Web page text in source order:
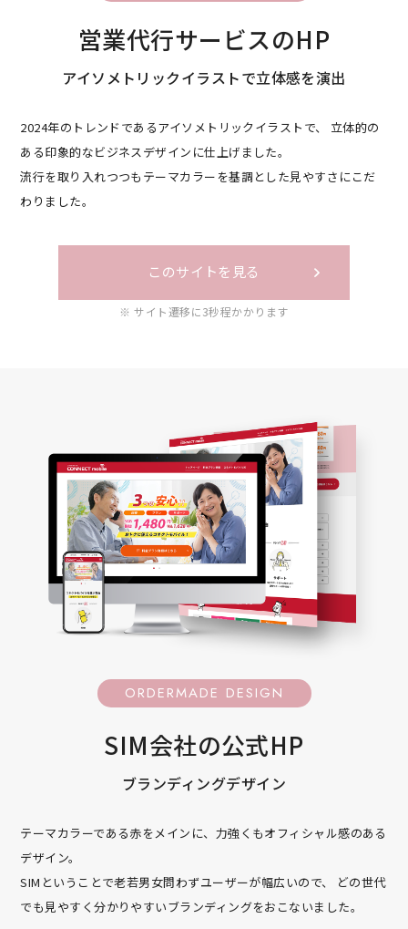
営業代行サービスのHP
アイソメトリックイラストで立体感を演出
2024年のトレンドであるアイソメトリックイラストで、
立体的の
ある印象的なビジネスデザインに仕上げました。
流行を取り入れつつもテーマカラーを基調とした見やすさにこだ
わりました。
このサイトを見る
※ サイト遷移に3秒程かかります
ORDERMADE DESIGN
SIM会社の公式HP
ブランディングデザイン
テーマカラーである赤をメインに、力強くもオフィシャル感のある
デザイン。
SIMということで老若男女問わずユーザーが幅広いので、
どの世代
でも見やすく分かりやすいブランディングをおこないました。